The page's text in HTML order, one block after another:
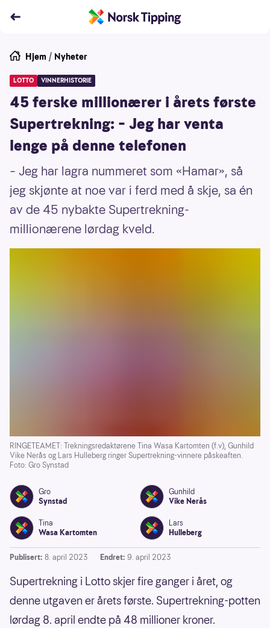
Hjem / Nyheter
LOTTO VINNERHISTORIE
45 ferske millionærer i årets første
Supertrekning: – Jeg har venta
lenge på denne telefonen
– Jeg har lagra nummeret som «Hamar», så
jeg skjønte at noe var i ferd med å skje, sa én
av de 45 nybakte Supertrekning-
millionærene lørdag kveld.
RINGETEAMET: Trekningsredaktørene Tina Wasa Kartomten (f.v), Gunhild
Vike Nerås og Lars Hulleberg ringer Supertrekning-vinnere påskeaften.
Foto: Gro Synstad
Gro
Synstad
Gunhild
Vike Nerås
Tina
Wasa Kartomten
Lars
Hulleberg
Publisert: 8. april 2023 Endret: 9. april 2023
Supertrekning i Lotto skjer fire ganger i året, og
denne utgaven er årets første. Supertrekning-potten
lørdag 8. april endte på 48 millioner kroner.